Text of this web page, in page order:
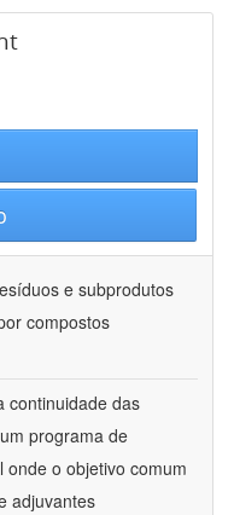
e subprodutos
compostos
continuidade das
programa de
o objetivo comum
adjuvantes